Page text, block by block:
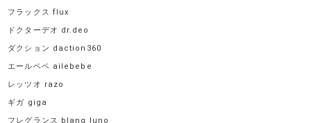
フラックス flux
ドクターデオ dr.deo
ダクション daction360
エールベベ ailebebe
レッツオ razo
ギガ giga
フレグランス blang luno